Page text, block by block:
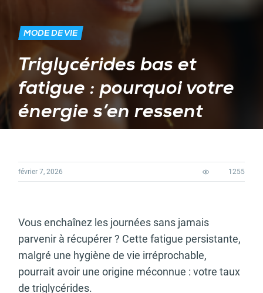
MODE DE VIE
Triglycérides bas et
fatigue : pourquoi votre
énergie s’en ressent
février 7, 2026 1255
Vous enchaînez les journées sans jamais
parvenir à récupérer ? Cette fatigue persistante,
malgré une hygiène de vie irréprochable,
pourrait avoir une origine méconnue : votre taux
de triglycérides.